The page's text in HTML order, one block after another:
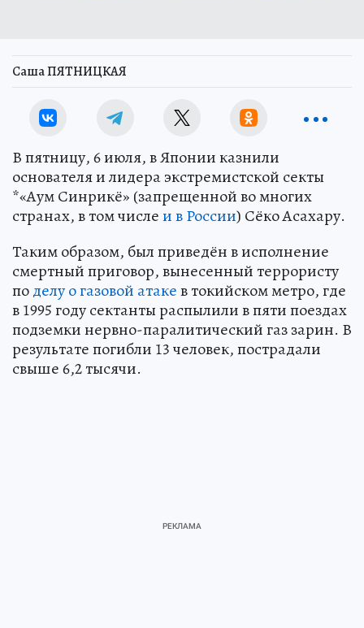
Саша ПЯТНИЦКАЯ
В пятницу, 6 июля, в Японии казнили
основателя и лидера экстремистской секты
*«Аум Синрикё» (запрещенной во многих
странах, в том числеи в России) Сёко Асахару.
Таким образом, был приведён в исполнение
смертный приговор, вынесенный террористу
поделу о газовой атакев токийском метро, где
в 1995 году сектанты распылили в пяти поездах
подземки нервно-паралитический газ зарин. В
результате погибли 13 человек, пострадали
свыше 6,2 тысячи.